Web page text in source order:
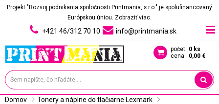
Projekt "Rozvoj podnikania spoločnosti Printmania, s.r.o." je spolufinancovaný
Európskou úniou. Zobraziť viac.
+421 46/312 70 10 info@printmania.sk
počet: 0 ks
cena: 0,00 €
Domov
Tonery a náplne do tlačiarne Lexmark